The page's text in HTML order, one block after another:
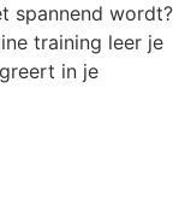
spannend wordt?
training leer je
in je